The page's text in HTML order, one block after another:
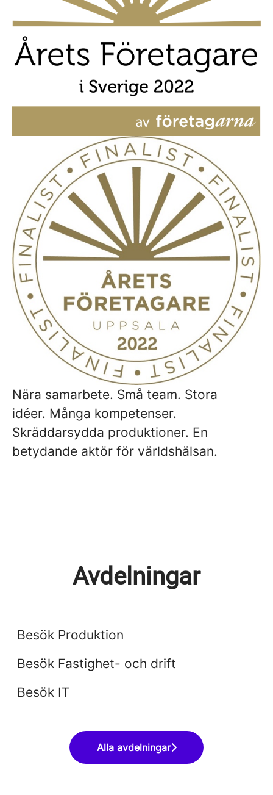
Nära samarbete. Små team. Stora
idéer. Många kompetenser.
Skräddarsydda produktioner. En
betydande aktör för världshälsan.
Avdelningar
Besök Produktion
Besök Fastighet- och drift
Besök IT
Alla avdelningar